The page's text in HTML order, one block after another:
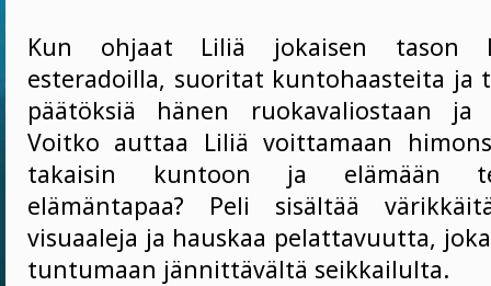
Kun ohjaat Liliä jokaisen tason
esteradoilla, suoritat kuntohaasteita ja
päätöksiä hänen ruokavaliostaan ja
Voitko auttaa Liliä voittamaan
takaisin kuntoon ja elämään
elämäntapaa? Peli sisältää
visuaaleja ja hauskaa pelattavuutta,
tuntumaan jännittävältä seikkailulta.